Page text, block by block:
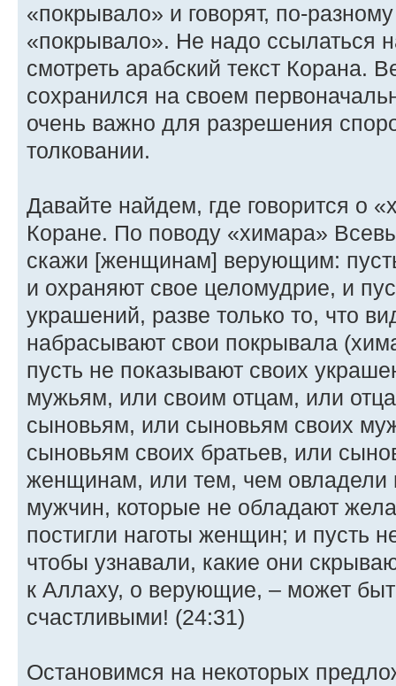
«покрывало» и говорят, по-
«покрывало». Не надо ссылаться
смотреть арабский текст Корана.
сохранился на своем
очень важно для разрешения
толковании.
Давайте найдем, где говорится о
Коране. По поводу «химара»
скажи [женщинам] верующим:
и охраняют свое целомудрие, и
украшений, разве только то, что
набрасывают свои покрывала
пусть не показывают своих
мужьям, или своим отцам, или
сыновьям, или сыновьям своих
сыновьям своих братьев, или
женщинам, или тем, чем овладели
мужчин, которые не обладают
постигли наготы женщин; и пусть
чтобы узнавали, какие они
к Аллаху, о верующие, – может
счастливыми! (24:31)
Остановимся на некоторых